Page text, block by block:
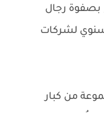
بصفوة رجال
لشركات
من كبار